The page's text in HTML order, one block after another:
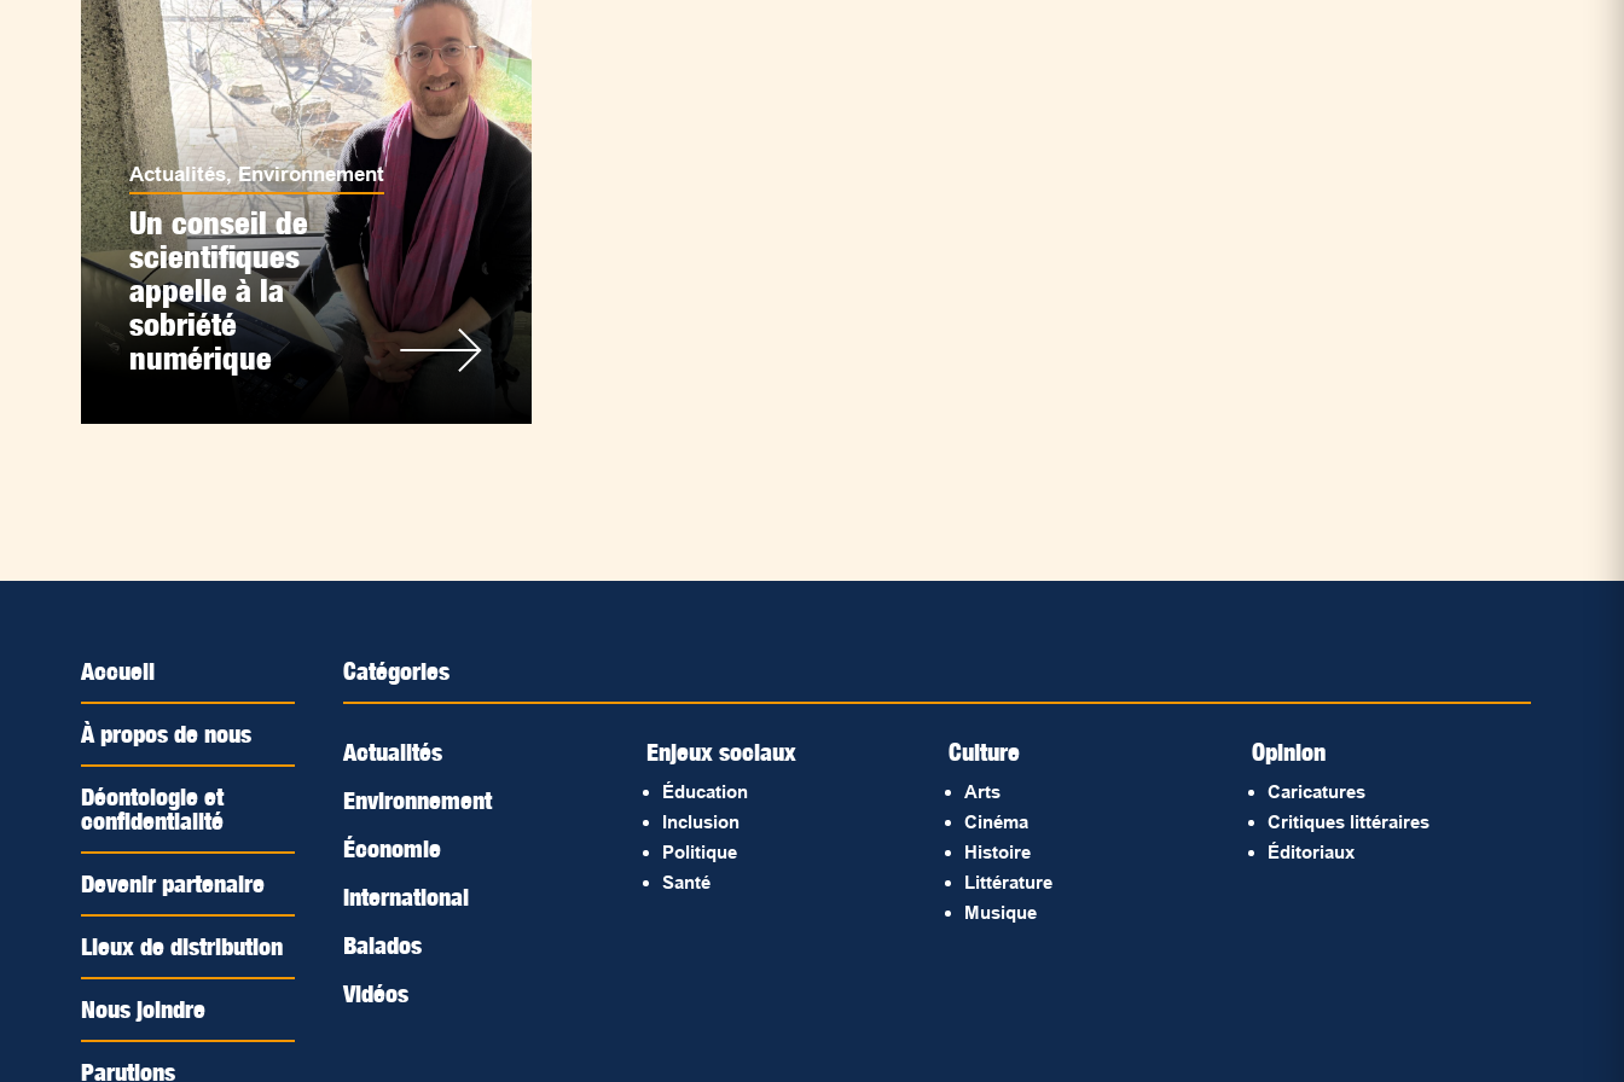
Actualités,Environnement
Un conseil de
scientifiques
appelle à la
sobriété
numérique
Accueil
À propos de nous
Déontologie et
confidentialité
Devenir partenaire
Lieux de distribution
Nous joindre
Parutions
Catégories
Actualités
Environnement
Économie
International
Balados
Vidéos
Enjeux sociaux
Éducation
Inclusion
Politique
Santé
Culture
Arts
Cinéma
Histoire
Littérature
Musique
Opinion
Caricatures
Critiques littéraires
Éditoriaux